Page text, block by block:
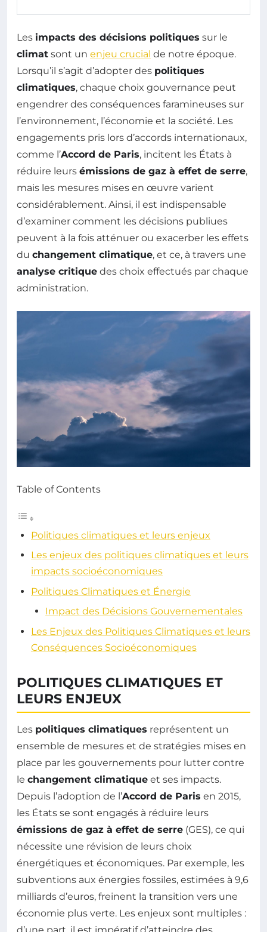
Les impacts des décisions politiques sur le
climat sont un enjeu crucial de notre époque.
Lorsqu’il s’agit d’adopter des politiques
climatiques, chaque choix gouvernance peut
engendrer des conséquences faramineuses sur
l’environnement, l’économie et la société. Les
engagements pris lors d’accords internationaux,
comme l’Accord de Paris, incitent les États à
réduire leurs émissions de gaz à effet de serre,
mais les mesures mises en œuvre varient
considérablement. Ainsi, il est indispensable
d’examiner comment les décisions publiues
peuvent à la fois atténuer ou exacerber les effets
du changement climatique, et ce, à travers une
analyse critique des choix effectués par chaque
administration.
Table of Contents
Politiques climatiques et leurs enjeux
Les enjeux des politiques climatiques et leurs
impacts socioéconomiques
Politiques Climatiques et Énergie
Impact des Décisions Gouvernementales
Les Enjeux des Politiques Climatiques et leurs
Conséquences Socioéconomiques
POLITIQUES CLIMATIQUES ET
LEURS ENJEUX
Les politiques climatiques représentent un
ensemble de mesures et de stratégies mises en
place par les gouvernements pour lutter contre
le changement climatique et ses impacts.
Depuis l’adoption de l’Accord de Paris en 2015,
les États se sont engagés à réduire leurs
émissions de gaz à effet de serre (GES), ce qui
nécessite une révision de leurs choix
énergétiques et économiques. Par exemple, les
subventions aux énergies fossiles, estimées à 9,6
milliards d’euros, freinent la transition vers une
économie plus verte. Les enjeux sont multiples :
d’une part, il est impératif d’atteindre des